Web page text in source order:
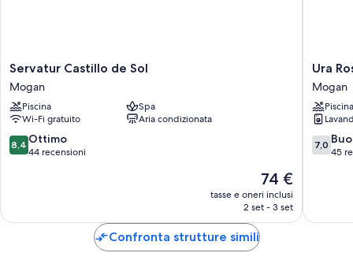
Servatur
Castillo
de
Sol
Mogan
Servatur Castillo de Sol
Mogan
Piscina
Spa
Wi-Fi gratuito
Aria condizionata
8.4
su
8,4 Ottimo
44 recensioni
Il
prezzo
attuale
74 €
tasse e oneri inclusi
2 set - 3 set
Ura
Roslara
Mogan
Ura
Mogan
Piscina
7.0
su
7,0
45
Confronta strutture simili